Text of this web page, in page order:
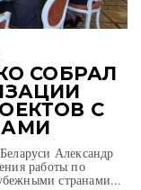
СОБРАЛ
С
Александр
работы по
странами...